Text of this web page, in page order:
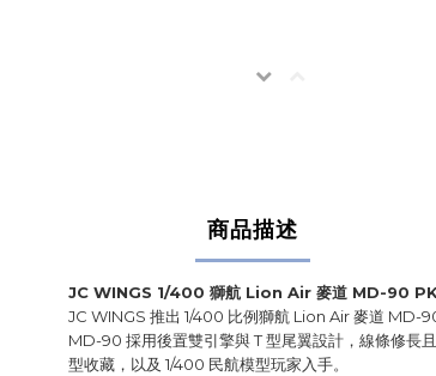
商品描述
JC WINGS 1/400 獅航 Lion Air 麥道 MD-90
JC WINGS 推出 1/400 比例獅航 Lion Air 麥道 MD-
MD-90 採用後置雙引擎與 T 型尾翼設計，線條修長
型收藏，以及 1/400 民航模型玩家入手。